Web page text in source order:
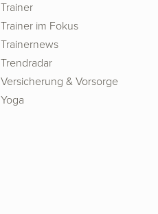
Trainer
Trainer im Fokus
Trainernews
Trendradar
Versicherung & Vorsorge
Yoga